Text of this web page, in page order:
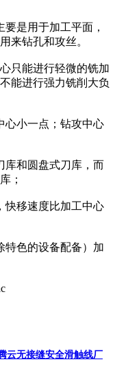
是用于加工平面，
来钻孔和攻丝。
只能进行轻微的铣加
能进行强力铣削大负
心小一点；钻攻中心
库和圆盘式刀库，而
；
快移速度比加工中心
特色的设备配备）加
云无接缝安全滑触线厂